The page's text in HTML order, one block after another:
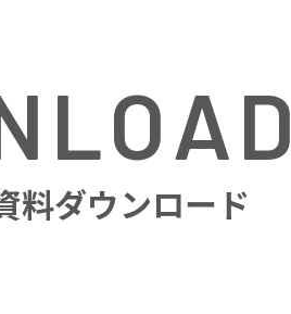
料ダウンロード